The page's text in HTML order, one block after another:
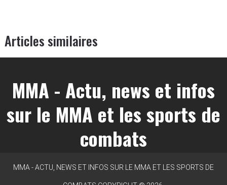
Articles similaires
MMA - Actu, news et infos
sur le MMA et les sports de
combats
MMA - ACTU, NEWS ET INFOS SUR LE MMA ET LES SPORTS DE